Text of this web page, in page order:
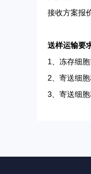
接收方案报
送样运输要
1、冻存细
2、 寄送细
3、 寄送细